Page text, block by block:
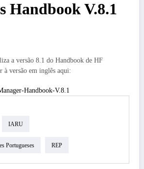
Handbook V.8.1
a versão 8.1 do Handbook de HF
à versão em inglês aqui:
Handbook-V.8.1
IARU
Portugueses REP